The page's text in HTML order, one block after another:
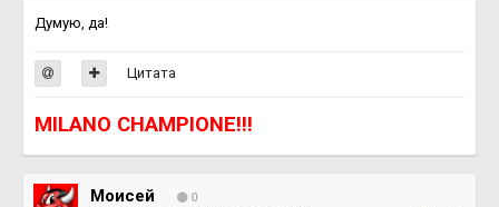
Думую, да!
Цитата
MILANO CHAMPIONE!!!
Моисей 0